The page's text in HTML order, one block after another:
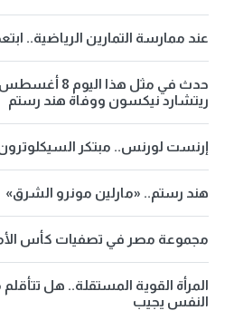
عند ممارسة التمارين الرياضية..
حدث في مثل
ريتشارد نيكسون ووفاة هند رستم
إرنست لورنس.. مبتكر
هند رستم.. «مارلين مونرو الشرق»
مجموعة مصر في تصفيات كأس الأمم
المرأة القوية المستقلة.. هل
النفس يجيب